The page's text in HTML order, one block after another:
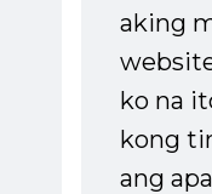
aking
ko na
kong
ang